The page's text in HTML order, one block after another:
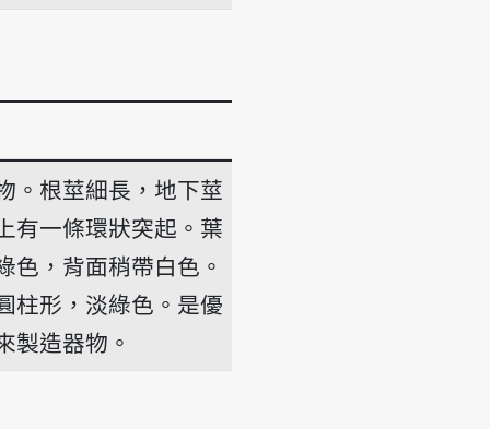
。根莖細長，地下莖
有一條環狀突起。葉
色，背面稍帶白色。
柱形，淡綠色。是優
製造器物。